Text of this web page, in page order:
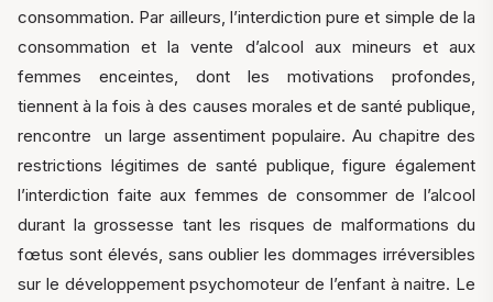
consommation. Par ailleurs, l’interdiction pure et simple de la
consommation et la vente d’alcool aux mineurs et aux
femmes enceintes, dont les motivations profondes,
tiennent à la fois à des causes morales et de santé publique,
rencontre un large assentiment populaire. Au chapitre des
restrictions légitimes de santé publique, figure également
l’interdiction faite aux femmes de consommer de l’alcool
durant la grossesse tant les risques de malformations du
fœtus sont élevés, sans oublier les dommages irréversibles
sur le développement psychomoteur de l’enfant à naitre. Le